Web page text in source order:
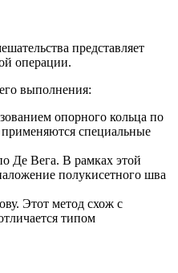
представляет
операции.
выполнения:
опорного кольца по
специальные
Де Вега. В рамках этой
полукисетного шва
Этот метод схож с
типом